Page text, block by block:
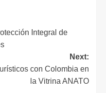
Integral de
Next:
con Colombia en
la Vitrina ANATO